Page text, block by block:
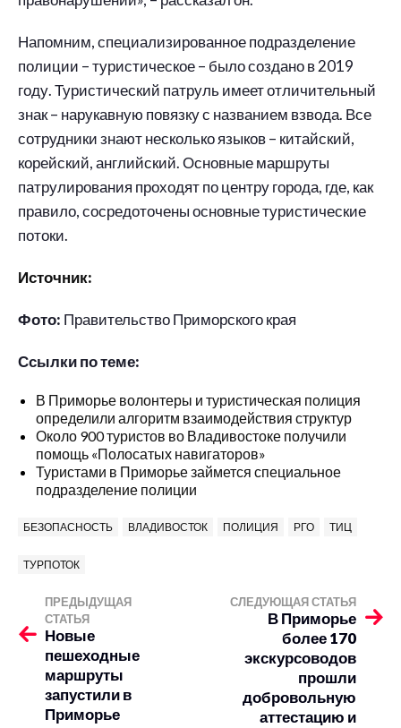
Напомним, специализированное подразделение
полиции – туристическое – было создано в 2019
году. Туристический патруль имеет отличительный
знак – нарукавную повязку с названием взвода. Все
сотрудники знают несколько языков – китайский,
корейский, английский. Основные маршруты
патрулирования проходят по центру города, где, как
правило, сосредоточены основные туристические
потоки.
Источник:
Фото: Правительство Приморского края
Ссылки по теме:
В Приморье волонтеры и туристическая полиция
определили алгоритм взаимодействия структур
Около 900 туристов во Владивостоке получили
помощь «Полосатых навигаторов»
Туристами в Приморье займется специальное
подразделение полиции
БЕЗОПАСНОСТЬ ВЛАДИВОСТОК ПОЛИЦИЯ РГО ТИЦ
ТУРПОТОК
ПРЕДЫДУЩАЯ
СТАТЬЯ
Новые
пешеходные
маршруты
запустили в
Приморье
СЛЕДУЮЩАЯ СТАТЬЯ
В Приморье
более 170
экскурсоводов
прошли
добровольную
аттестацию и